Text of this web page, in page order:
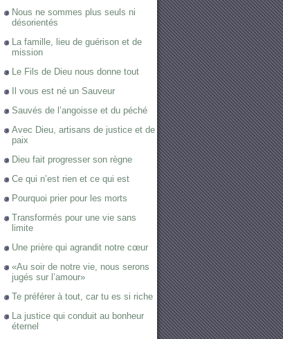
Nous ne sommes plus seuls ni
désorientés
La famille, lieu de guérison et de
mission
Le Fils de Dieu nous donne tout
Il vous est né un Sauveur
Sauvés de l’angoisse et du péché
Avec Dieu, artisans de justice et de
paix
Dieu fait progresser son règne
Ce qui n’est rien et ce qui est
Pourquoi prier pour les morts
Transformés pour une vie sans
limite
Une prière qui agrandit notre cœur
«Au soir de notre vie, nous serons
jugés sur l’amour»
Te préférer à tout, car tu es si riche
La justice qui conduit au bonheur
éternel